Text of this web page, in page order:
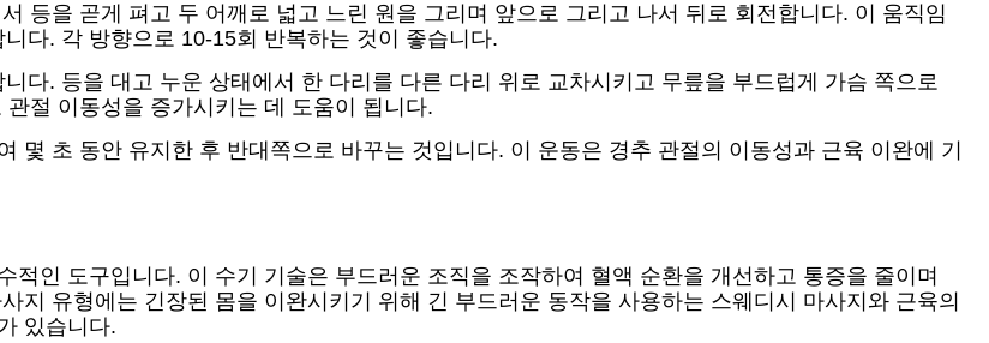
등을 곧게 펴고 두 어깨로 넓고 느린 원을 그리며 앞으로 그리고 나서 뒤로 회전합니다. 이 움직임
다. 각 방향으로 10-15회 반복하는 것이 좋습니다.
다. 등을 대고 누운 상태에서 한 다리를 다른 다리 위로 교차시키고 무릎을 부드럽게 가슴 쪽으로
절 이동성을 증가시키는 데 도움이 됩니다.
몇 초 동안 유지한 후 반대쪽으로 바꾸는 것입니다. 이 운동은 경추 관절의 이동성과 근육 이완에 기
인 도구입니다. 이 수기 기술은 부드러운 조직을 조작하여 혈액 순환을 개선하고 통증을 줄이며
지 유형에는 긴장된 몸을 이완시키기 위해 긴 부드러운 동작을 사용하는 스웨디시 마사지와 근육의
있습니다.